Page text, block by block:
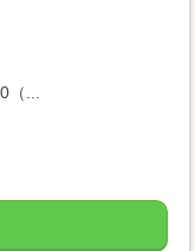
...